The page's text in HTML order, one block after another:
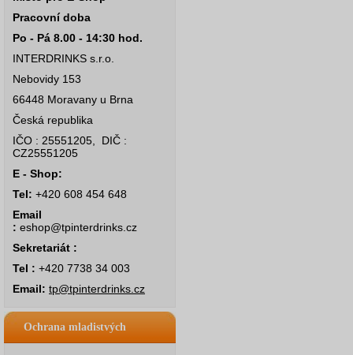
Pracovní doba
Po - Pá 8.00 - 14:30 hod.
INTERDRINKS s.r.o.
Nebovidy 153
66448 Moravany u Brna
Česká republika
IČO : 25551205, DIČ :
CZ25551205
E - Shop:
Tel: +420 608 454 648
Email
: eshop@tpinterdrinks.cz
Sekretariát :
Tel : +420 7738 34 003
Email: tp@tpinterdrinks.cz
Ochrana mladistvých